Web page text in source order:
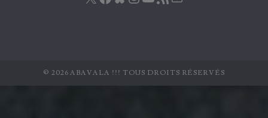
© 2026 ABAVALA !!! TOUS DROITS RÉSERVÉS